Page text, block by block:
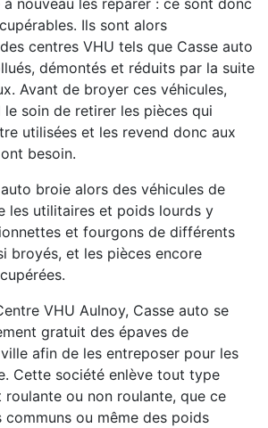
à nouveau les réparer : ce sont donc
Ils sont alors
centres VHU tels que Casse auto
démontés et réduits par la suite
Avant de broyer ces véhicules,
le soin de retirer les pièces qui
utilisées et les revend donc aux
besoin.
broie alors des véhicules de
les utilitaires et poids lourds y
et fourgons de différents
broyés, et les pièces encore
VHU Aulnoy, Casse auto se
gratuit des épaves de
afin de les entreposer pour les
Cette société enlève tout type
roulante ou non roulante, que ce
communs ou même des poids